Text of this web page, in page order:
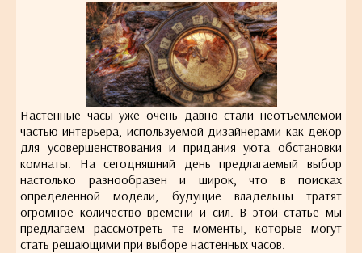
Настенные часы уже очень давно стали неотъемлемой
частью интерьера, используемой дизайнерами как декор
для усовершенствования и придания уюта обстановки
комнаты. На сегодняшний день предлагаемый выбор
настолько разнообразен и широк, что в поисках
определенной модели, будущие владельцы тратят
огромное количество времени и сил. В этой статье мы
предлагаем рассмотреть те моменты, которые могут
стать решающими при выборе настенных часов.